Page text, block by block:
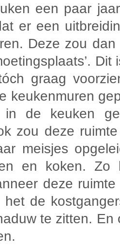
een paar
er een
Deze zou
graag
keukenmuren
in de keuken
zou deze
meisjes
en koken. Zo
deze
het de
te zitten.